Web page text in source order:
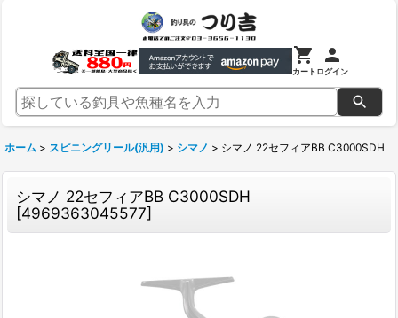
カートログイン
ホーム > スピニングリール(汎用) > シマノ > シマノ 22セフィアBB C3000SDH
シマノ 22セフィアBB C3000SDH
[4969363045577]